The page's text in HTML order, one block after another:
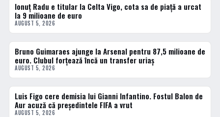
FOTBAL EXTERN
Ionuț Radu e titular la Celta Vigo, cota sa de piață a urcat
la 9 milioane de euro
AUGUST 5, 2026
FOTBAL EXTERN
Bruno Guimaraes ajunge la Arsenal pentru 87,5 milioane de
euro. Clubul forțează încă un transfer uriaș
AUGUST 5, 2026
FOTBAL EXTERN
Luis Figo cere demisia lui Gianni Infantino. Fostul Balon de
Aur acuză că președintele FIFA a vrut
AUGUST 5, 2026